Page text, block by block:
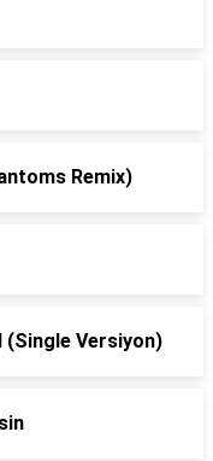
Remix)
(Single Versiyon)